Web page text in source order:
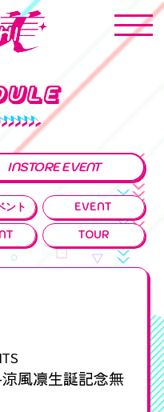
INSTORE EVENT
ント EVENT
TOUR
風凛生誕記念無